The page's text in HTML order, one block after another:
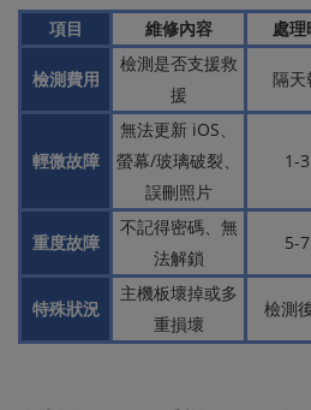
項目 維修內容 處理
檢測費用
檢測是否支援救
援
隔天
輕微故障
無法更新 iOS、
螢幕/玻璃破裂、
誤刪照片
1-
重度故障
不記得密碼、無
法解鎖
5-
特殊狀況
主機板壞掉或多
重損壞
檢測